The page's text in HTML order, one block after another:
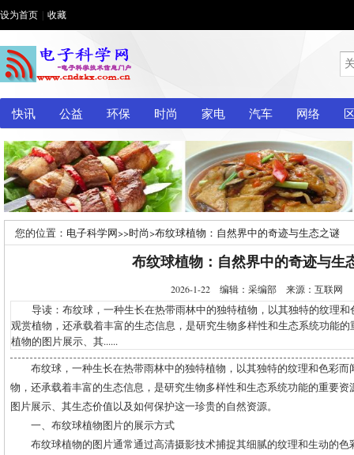
设为首页 收藏
快讯 公益 环保 时尚 家电 汽车 网络
您的位置： 电子科学网>>时尚>布纹球植物：自然界中的奇迹与生态之谜
布纹球植物：自然界中的奇迹与生
2026-1-22 编辑：采编部 来源：互联网
导读：布纹球，一种生长在热带雨林中的独特植物，以其独特的纹理和
观赏植物，还承载着丰富的生态信息，是研究生物多样性和生态系统功能
植物的图片展示、其......
布纹球，一种生长在热带雨林中的独特植物，以其独特的纹理和色彩
物，还承载着丰富的生态信息，是研究生物多样性和生态系统功能的重要
图片展示、其生态价值以及如何保护这一珍贵的自然资源。
一、布纹球植物图片的展示方式
布纹球植物的图片通常通过高清摄影技术捕捉其细腻的纹理和生动的